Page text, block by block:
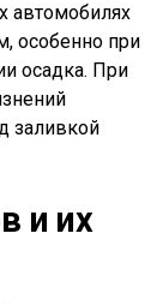
автомобилях
особенно при
осадка. При
заливкой
и их